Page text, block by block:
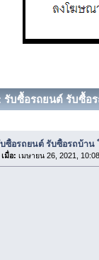
รับซื้อรถยนต์ รับซื้อร
ซื้อรถยนต์ รับซื้อรถบ้าน
เมื่อ: เมษายน 26, 2021,